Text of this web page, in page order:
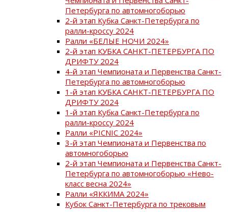
Петербурга по автомногоборью
2-й этап Кубка Санкт-Петербурга по
ралли-кроссу 2024
Ралли «БЕЛЫЕ НОЧИ 2024»
2-й этап КУБКА САНКТ-ПЕТЕРБУРГА ПО
ДРИФТУ 2024
4-й этап Чемпионата и Первенства Санкт-
Петербурга по автомногоборью
1-й этап КУБКА САНКТ-ПЕТЕРБУРГА ПО
ДРИФТУ 2024
1-й этап Кубка Санкт-Петербурга по
ралли-кроссу 2024
Ралли «PICNIC 2024»
3-й этап Чемпионата и Первенства по
автомногоборью
2-й этап Чемпионата и Первенства Санкт-
Петербурга по автомногоборью «Нево-
класс весна 2024»
Ралли «ЯККИМА 2024»
Кубок Санкт-Петербурга по трековым